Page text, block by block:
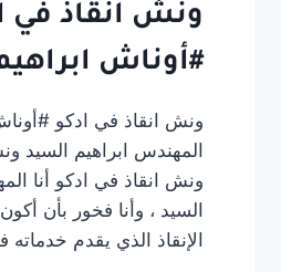
ابراهيم
السيد
ونش انقاذ في
#أوناش
ونش انقاذ في ادكو
المهندس ابراهيم السيد
ونش انقاذ في ادكو أنا
السيد ، وأنا فخور بأن
الإنقاذ الذي يقدم